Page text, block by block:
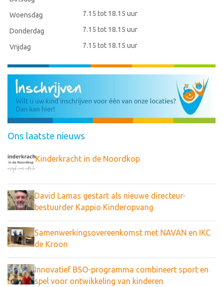
Woensdag 7.15 tot 18.15 uur
Donderdag 7.15 tot 18.15 uur
Vrijdag 7.15 tot 18.15 uur
Ons laatste nieuws
Kinderkracht in de Noordkop
David Lamas gestart als nieuwe directeur-
bestuurder Kappio Kinderopvang
Samenwerkingsovereenkomst met NAVAN en IKC
de Kroon
Innovatief BSO-programma combineert sport en
spel voor ontwikkeling van kinderen